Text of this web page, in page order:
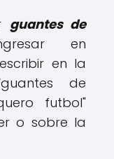
guantes de
en
en la
de
futbol"
o sobre la